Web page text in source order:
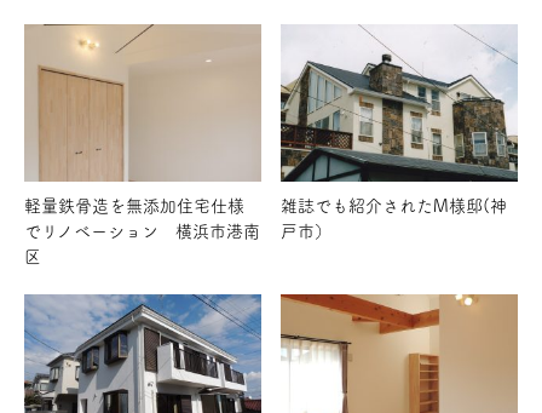
軽量鉄骨造を無添加住宅仕様
でリノベーション 横浜市港南
区
雑誌でも紹介されたM様邸(神
戸市）